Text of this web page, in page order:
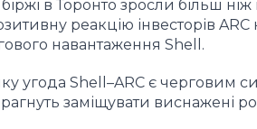
в Торонто зросли більш ніж
реакцію інвесторів
навантаження Shell.
угода Shell–ARC є черговим
заміщувати виснажені